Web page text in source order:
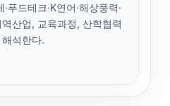
푸드테크·K연어·해상풍력·
산업, 교육과정, 산학협력
석한다.